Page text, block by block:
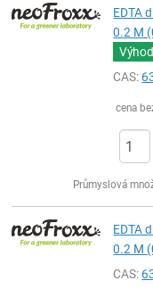
EDTA
0.2 M
CAS:
cena
Průmyslová
EDTA
0.2 M
CAS: